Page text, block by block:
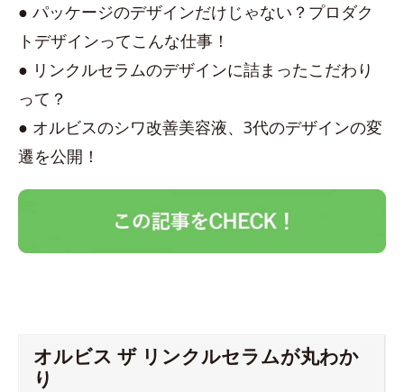
● パッケージのデザインだけじゃない？プロダク
トデザインってこんな仕事！
● リンクルセラムのデザインに詰まったこだわり
って？
● オルビスのシワ改善美容液、3代のデザインの変
遷を公開！
オルビス ザ リンクルセラムが丸わか
り